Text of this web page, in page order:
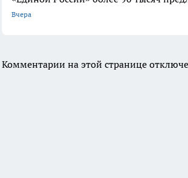
Вчера
Комментарии на этой странице